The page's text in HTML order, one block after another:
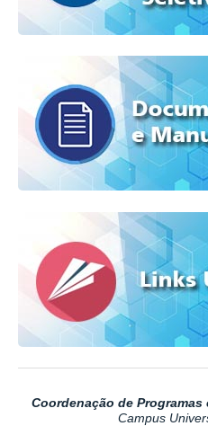
Coordenação de Programas
Campus